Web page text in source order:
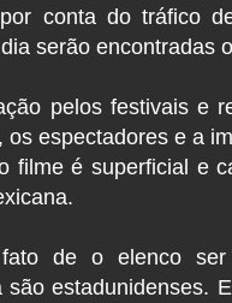
por conta do tráfico
serão encontradas
pelos festivais e
os espectadores e a
filme é superficial e
de o elenco
estadunidenses.